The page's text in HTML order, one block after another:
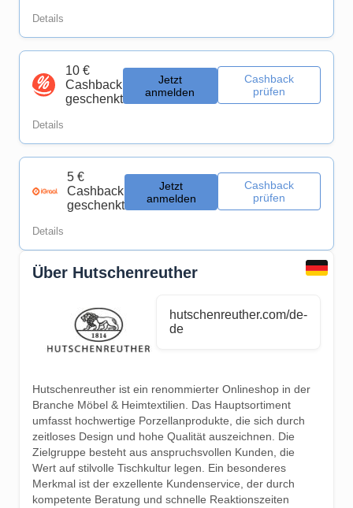
Details
10 €
Cashback
geschenkt
Jetzt
anmelden
Cashback
prüfen
Details
5 €
Cashback
geschenkt
Jetzt
anmelden
Cashback
prüfen
Details
Über Hutschenreuther
hutschenreuther.com/de-
de
Hutschenreuther ist ein renommierter Onlineshop in der
Branche Möbel & Heimtextilien. Das Hauptsortiment
umfasst hochwertige Porzellanprodukte, die sich durch
zeitloses Design und hohe Qualität auszeichnen. Die
Zielgruppe besteht aus anspruchsvollen Kunden, die
Wert auf stilvolle Tischkultur legen. Ein besonderes
Merkmal ist der exzellente Kundenservice, der durch
kompetente Beratung und schnelle Reaktionszeiten